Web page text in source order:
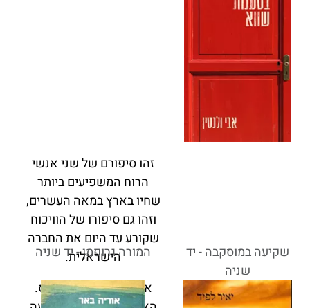
זהו סיפורם של שני אנשי
הרוח המשפיעים ביותר
שחיו בארץ במאה העשרים,
וזהו גם סיפורו של הוויכוח
שקורע עד היום את החברה
הישראלית.
אלתרמן ועוז. נתן ועמוס.
שקיעה במוסקבה - יד
שניה
המורה גרופמן - יד שניה